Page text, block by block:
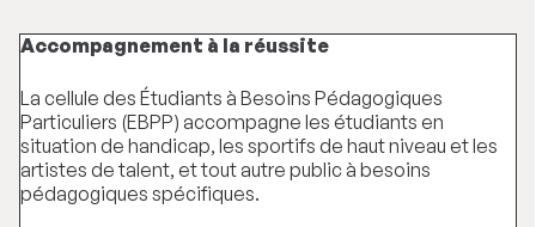
Accompagnement à la réussite
La cellule des Étudiants à Besoins Pédagogiques
Particuliers (EBPP) accompagne les étudiants en
situation de handicap, les sportifs de haut niveau et les
artistes de talent, et tout autre public à besoins
pédagogiques spécifiques.